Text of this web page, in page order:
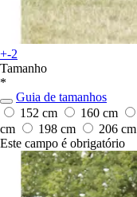
+-2
Tamanho
*
Guia de tamanhos
152 cm
160 cm
cm
198 cm 206 cm
Este campo é obrigatório